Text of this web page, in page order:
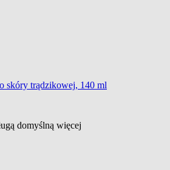
skóry trądzikowej, 140 ml
domyślną więcej